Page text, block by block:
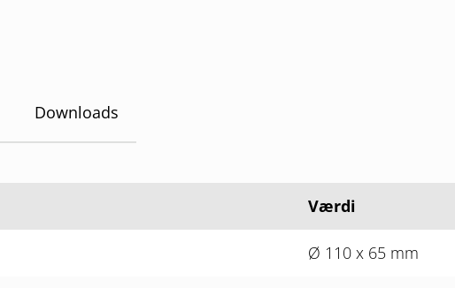
Downloads
Værdi
Ø 110 x 65 mm